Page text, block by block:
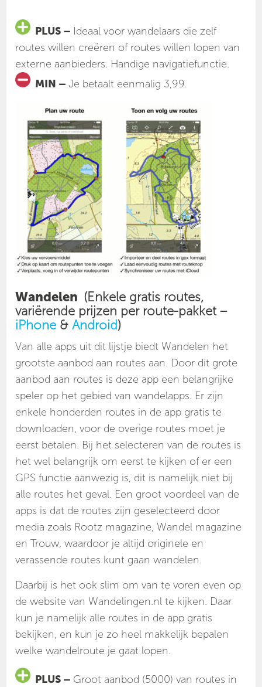
PLUS – Ideaal voor wandelaars die zelf
routes willen creëren of routes willen lopen van
externe aanbieders. Handige navigatiefunctie.
MIN –Je betaalt eenmalig 3,99.
Wandelen (Enkele gratis routes,
variërende prijzen per route-pakket –
iPhone &Android)
Van alle apps uit dit lijstje biedt Wandelen het
grootste aanbod aan routes aan. Door dit grote
aanbod aan routes is deze app een belangrijke
speler op het gebied van wandelapps. Er zijn
enkele honderden routes in de app gratis te
downloaden, voor de overige routes moet je
eerst betalen. Bij het selecteren van de routes is
het wel belangrijk om eerst te kijken of er een
GPS functie aanwezig is, dit is namelijk niet bij
alle routes het geval. Een groot voordeel van de
apps is dat de routes zijn geselecteerd door
media zoals Rootz magazine, Wandel magazine
en Trouw, waardoor je altijd originele en
verassende routes kunt gaan wandelen.
Daarbij is het ook slim om van te voren even op
de website van Wandelingen.nl te kijken. Daar
kun je namelijk alle routes in de app gratis
bekijken, en kun je zo heel makkelijk bepalen
welke wandelroute je gaat lopen.
PLUS – Groot aanbod (5000) van routes in